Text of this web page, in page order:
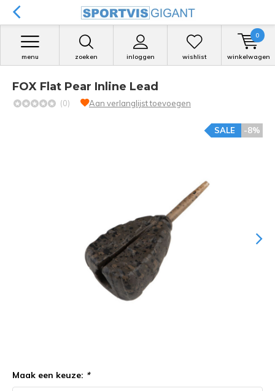
zoeken inloggen
menu wishlist winkelwagen
0
FOX Flat Pear Inline Lead
(0) Aan verlanglijst toevoegen
-8%
SALE
Maak een keuze: *